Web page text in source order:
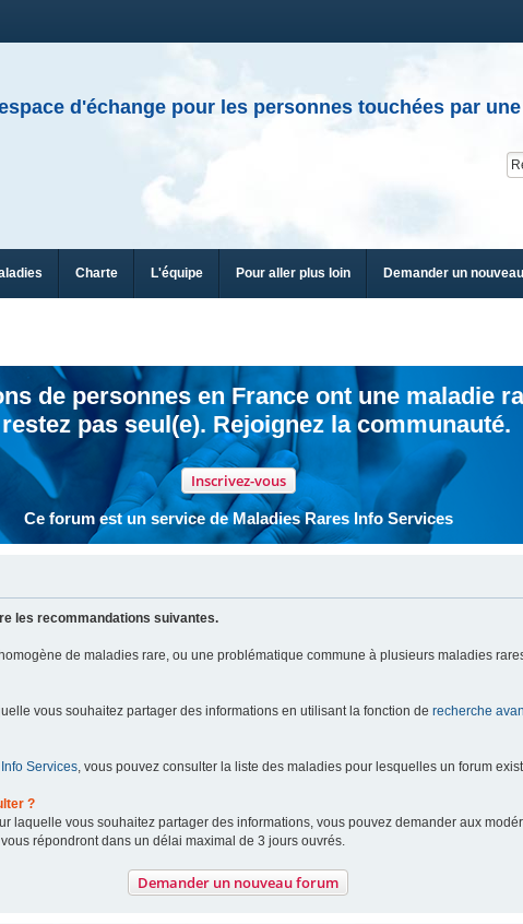
d'échange pour les personnes touchées par
Charte L'équipe Pour aller plus loin Demander un
de personnes en France ont une maladie
pas seul(e). Rejoignez la communauté.
Inscrivez-vous
Ce forum est un service de Maladies Rares Info Services
les recommandations suivantes.
de maladies rare, ou une problématique commune à plusieurs maladies
vous souhaitez partager des informations en utilisant la fonction de recherche
Services, vous pouvez consulter la liste des maladies pour lesquelles un forum
?
laquelle vous souhaitez partager des informations, vous pouvez demander aux
répondront dans un délai maximal de 3 jours ouvrés.
Demander un nouveau forum